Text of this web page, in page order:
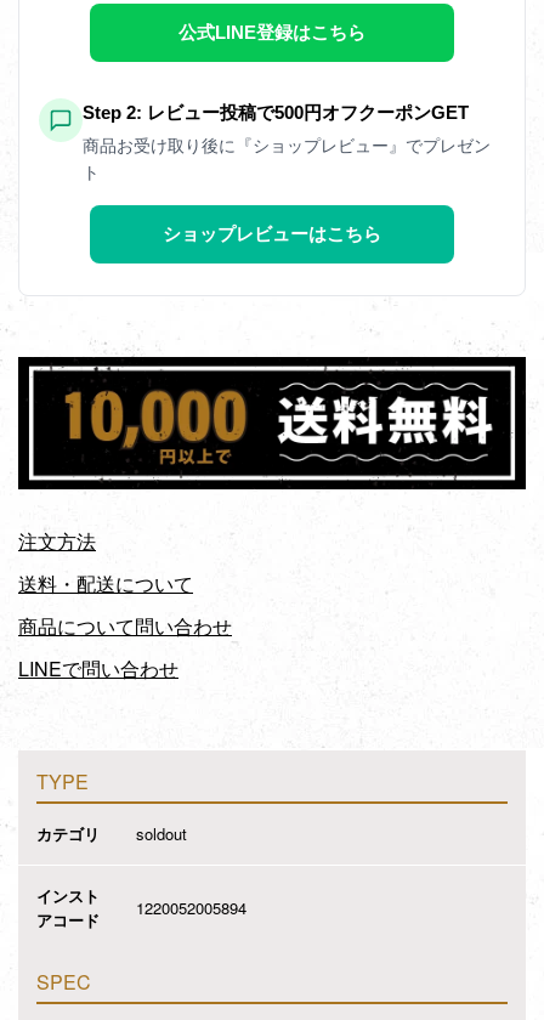
公式LINE登録はこちら
Step 2: レビュー投稿で500円オフクーポンGET
商品お受け取り後に『ショップレビュー』でプレゼン
ト
ショップレビューはこちら
注文方法
送料・配送について
商品について問い合わせ
LINEで問い合わせ
TYPE
カテゴリ soldout
インスト
アコード
1220052005894
SPEC